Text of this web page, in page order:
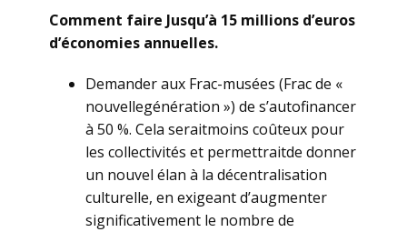
Comment faire Jusqu’à 15 millions d’euros
d’économies annuelles.
Demander aux Frac-musées (Frac de «
nouvellegénération ») de s’autofinancer
à 50 %. Cela seraitmoins coûteux pour
les collectivités et permettraitde donner
un nouvel élan à la décentralisation
culturelle, en exigeant d’augmenter
significativement le nombre de